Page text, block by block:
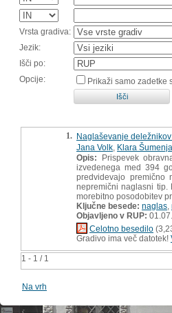
Vrsta gradiva:
Jezik:
Išči po:
Opcije:
Prikaži samo zadetke
1 - 1 / 1
1. Naglaševanje
Jana Volk Klara
Opis: Prispevek
izvedenega med 394
predvidevajo premično
nepremični naglasni tip.
morebitno posodobitev
Ključne besede: naglas
Objavljeno v RUP:
Celotno besedilo
Gradivo ima več datotek!
Na vrh